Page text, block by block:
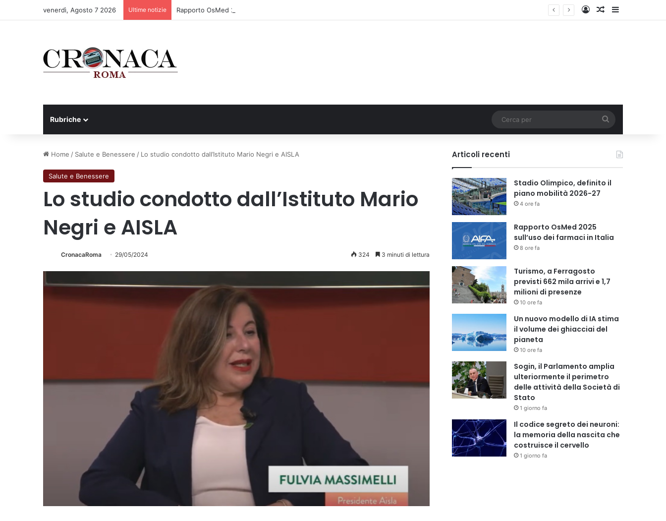
venerdì, Agosto 7 2026 Ultime notizie Rapporto OsMed 2025 sull’uso dei farmaci in Italia AccediUn articolo a
Rubriche
per
Home / Salute e Benessere / Lo studio condotto dall’Istituto Mario Negri e AISLA
Salute e Benessere
Lo studio condotto dall’Istituto Mario
Negri e AISLA
CronacaRoma 29/05/2024 324 3 minuti di lettura
Articoli recenti
Stadio Olimpico, definito il
piano mobilità 2026-27
4 ore fa
Rapporto OsMed 2025
sull’uso dei farmaci in Italia
8 ore fa
Turismo, a Ferragosto
previsti 662 mila arrivi e 1,7
milioni di presenze
10 ore fa
Un nuovo modello di IA stima
il volume dei ghiacciai del
pianeta
10 ore fa
Sogin, il Parlamento amplia
ulteriormente il perimetro
delle attività della Società di
Stato
1 giorno fa
Il codice segreto dei neuroni:
la memoria della nascita che
costruisce il cervello
1 giorno fa